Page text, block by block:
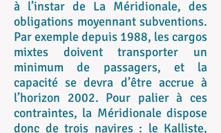
à l’instar de La Méridionale, des
obligations moyennant subventions.
Par exemple depuis 1988, les cargos
mixtes doivent transporter un
minimum de passagers, et la
capacité se devra d’être accrue à
l’horizon 2002. Pour palier à ces
contraintes, la Méridionale dispose
donc de trois navires : le Kalliste,